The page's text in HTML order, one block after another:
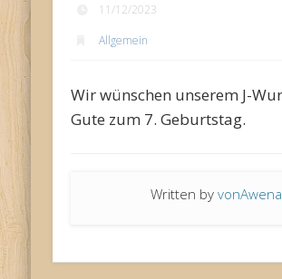
11/12/2023
Allgemein
Wir wünschen unserem J-
Gute zum 7. Geburtstag.
Written by